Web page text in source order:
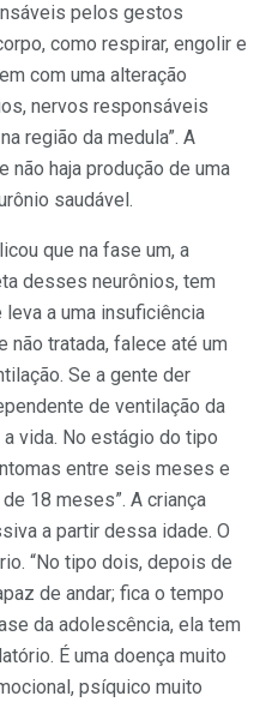
pelos gestos
como respirar, engolir e
com uma alteração
nervos responsáveis
região da medula”. A
não haja produção de uma
saudável.
que na fase um, a
desses neurônios, tem
a uma insuficiência
não tratada, falece até um
Se a gente der
de ventilação da
vida. No estágio do tipo
entre seis meses e
18 meses”. A criança
a partir dessa idade. O
“No tipo dois, depois de
de andar; fica o tempo
da adolescência, ela tem
É uma doença muito
psíquico muito